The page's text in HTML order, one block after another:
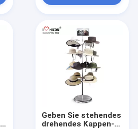
Geben Sie stehendes
drehendes Kappen-